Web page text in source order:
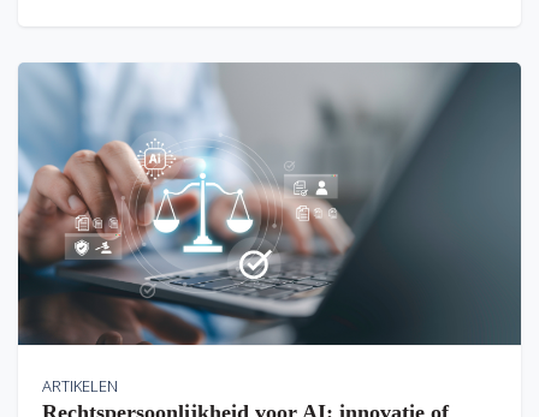
ARTIKELEN